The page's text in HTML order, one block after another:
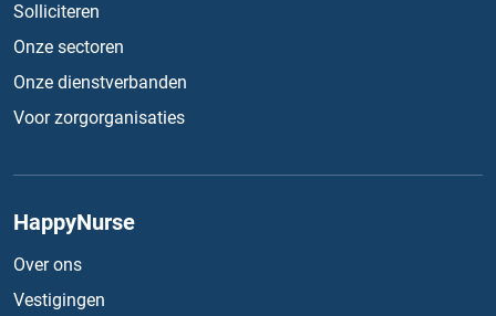
Solliciteren
Onze sectoren
Onze dienstverbanden
Voor zorgorganisaties
HappyNurse
Over ons
Vestigingen